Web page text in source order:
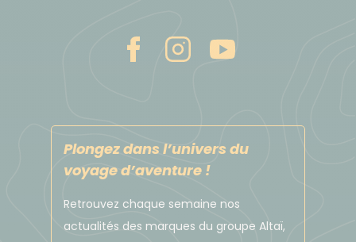
En Arménie, la monnaie nationale est le Dram.
Nous vous conseillons d'emporter des euros en
espèces de préférence petites coupures), que vous
pourrez facilement changer à votre arrivée à
Erevan. Si les cartes bancaires sont acceptées dans
les distributeurs de la capitale, elles le sont
Plongez dans l’univers du
voyage d’aventure !
Retrouvez chaque semaine nos
actualités des marques du groupe Altaï,